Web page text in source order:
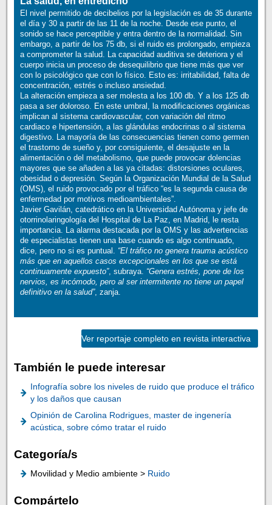
El nivel permitido de decibelios por la legislación es de 35 durante
el día y 30 a partir de las 11 de la noche. Desde ese punto, el
sonido se hace perceptible y entra dentro de la normalidad. Sin
embargo, a partir de los 75 db, si el ruido es prolongado, empieza
a comprometer la salud. La capacidad auditiva se deteriora y el
cuerpo inicia un proceso de desequilibrio que tiene más que ver
con lo psicológico que con lo físico. Esto es: irritabilidad, falta de
concentración, estrés o incluso ansiedad.
La alteración empieza a ser molesta a los 100 db. Y a los 125 db
pasa a ser doloroso. En este umbral, la modificaciones orgánicas
implican al sistema cardiovascular, con variación del ritmo
cardiaco e hipertensión, a las glándulas endocrinas o al sistema
digestivo. La mayoría de las consecuencias tienen como germen
el trastorno de sueño y, por consiguiente, el desajuste en la
alimentación o del metabolismo, que puede provocar dolencias
mayores que se añaden a las ya citadas: distorsiones oculares,
obesidad o depresión. Según la Organización Mundial de la Salud
(OMS), el ruido provocado por el tráfico “es la segunda causa de
enfermedad por motivos medioambientales”.
Javier Gavilán, catedrático en la Universidad Autónoma y jefe de
otorrinolaringología del Hospital de La Paz, en Madrid, le resta
importancia. La alarma destacada por la OMS y las advertencias
de especialistas tienen una base cuando es algo continuado,
dice, pero no si es puntual.
“El tráfico no genera trauma acústico
más que en aquellos casos excepcionales en los que se está
continuamente expuesto”, subraya. “Genera estrés, pone de los
nervios, es incómodo, pero al ser intermitente no tiene un papel
definitivo en la salud”, zanja.
Ver reportaje completo en revista interactiva
También le puede interesar
Infografía sobre los niveles de ruido que produce el tráfico
y los daños que causan
Opinión de Carolina Rodrigues, master de ingenería
acústica, sobre cómo tratar el ruido
Categoría/s
Movilidad y Medio ambiente > Ruido
Compártelo